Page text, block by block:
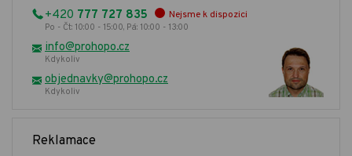
+420 777 727 835 Nejsme k dispozici
Po - Čt: 10:00 - 15:00, Pá: 10:00 - 13:00
info@prohopo.cz
Kdykoliv
objednavky@prohopo.cz
Kdykoliv
Reklamace